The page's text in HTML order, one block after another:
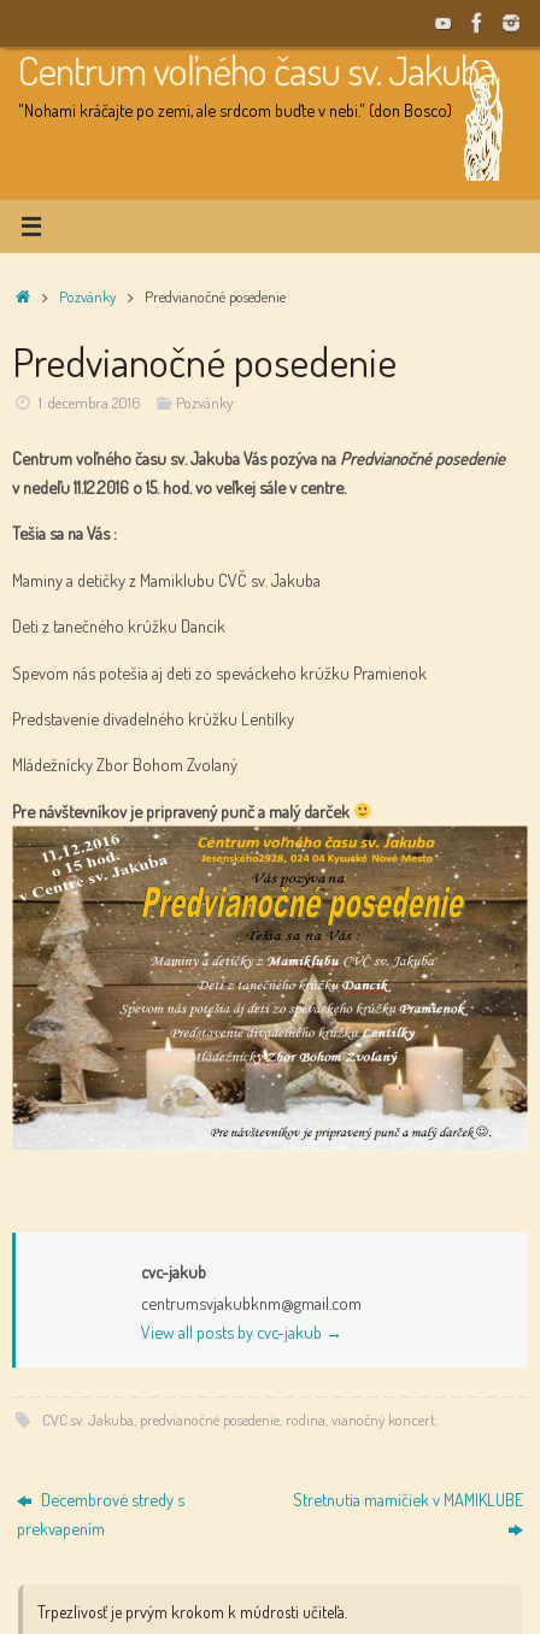
to
content
Centrum voľného času sv. Jakuba
"Nohami kráčajte po zemi, ale srdcom buďte v nebi." (don Bosco)
HomePozvánky Predvianočné posedenie
Predvianočné posedenie
1. decembra 2016 Pozvánky
Centrum voľného času sv. JakubaVás pozýva na Predvianočné posedenie
v nedeľu 11.12.2016 o 15. hod. vo veľkej sále v centre.
Tešia sa na Vás :
Maminy a detičky z Mamiklubu CVČ sv. Jakuba
Deti z tanečného krúžku Dancik
Spevom nás potešia aj deti zo speváckeho krúžku Pramienok
Predstavenie divadelného krúžku Lentilky
Mládežnícky Zbor Bohom Zvolaný
Pre návštevníkov je pripravený punč a malý darček
cvc-jakub
centrumsvjakubknm@gmail.com
View all posts by cvc-jakub →
CVC sv. Jakuba predvianočné posedenie, rodina vianočný koncert.
Decembrové stredy s
prekvapením
Stretnutia mamičiek v MAMIKLUBE
Trpezlivosť je prvým krokom k múdrosti učiteľa.